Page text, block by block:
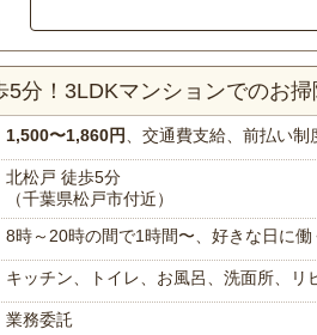
分！3LDKマンションでのお掃
1,500〜1,860円 、交通費支給、前払い制
北松戸 徒歩5分
（千葉県松戸市付近）
8時～20時の間で1時間〜、好きな日に
キッチン、トイレ、お風呂、洗面所、リ
業務委託